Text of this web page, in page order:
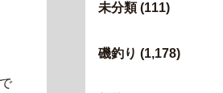
未分類(111)
磯釣り (1,178)